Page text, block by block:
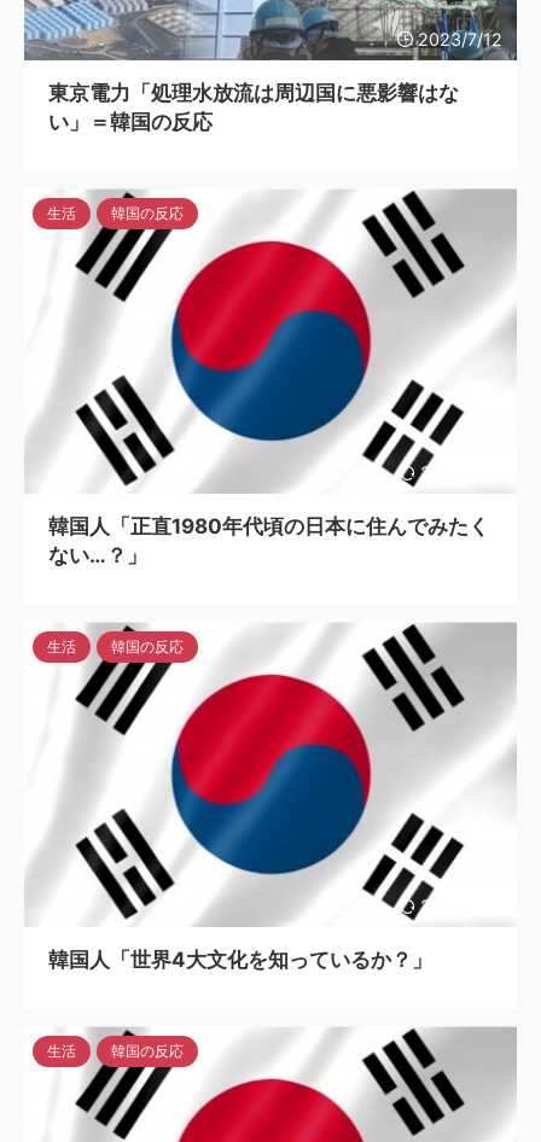
2023/7/12
東京電力「処理水放流は周辺国に悪影響はな
い」＝韓国の反応
2023/7/11
生活 韓国の反応
韓国人「正直1980年代頃の日本に住んでみたく
ない…？」
2023/7/11
生活 韓国の反応
韓国人「世界4大文化を知っているか？」
生活 韓国の反応